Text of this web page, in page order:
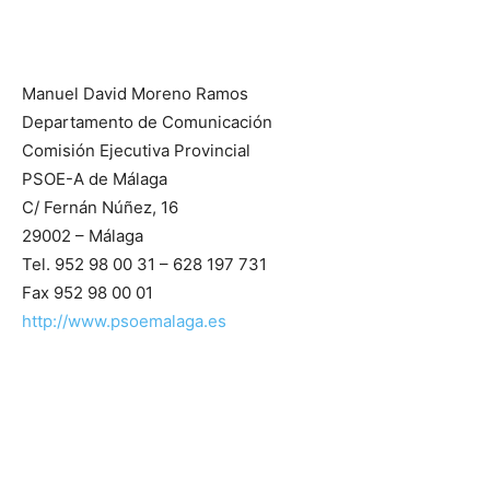
Manuel David Moreno Ramos
Departamento de Comunicación
Comisión Ejecutiva Provincial
PSOE-A de Málaga
C/ Fernán Núñez, 16
29002 – Málaga
Tel. 952 98 00 31 – 628 197 731
Fax 952 98 00 01
http://www.psoemalaga.es